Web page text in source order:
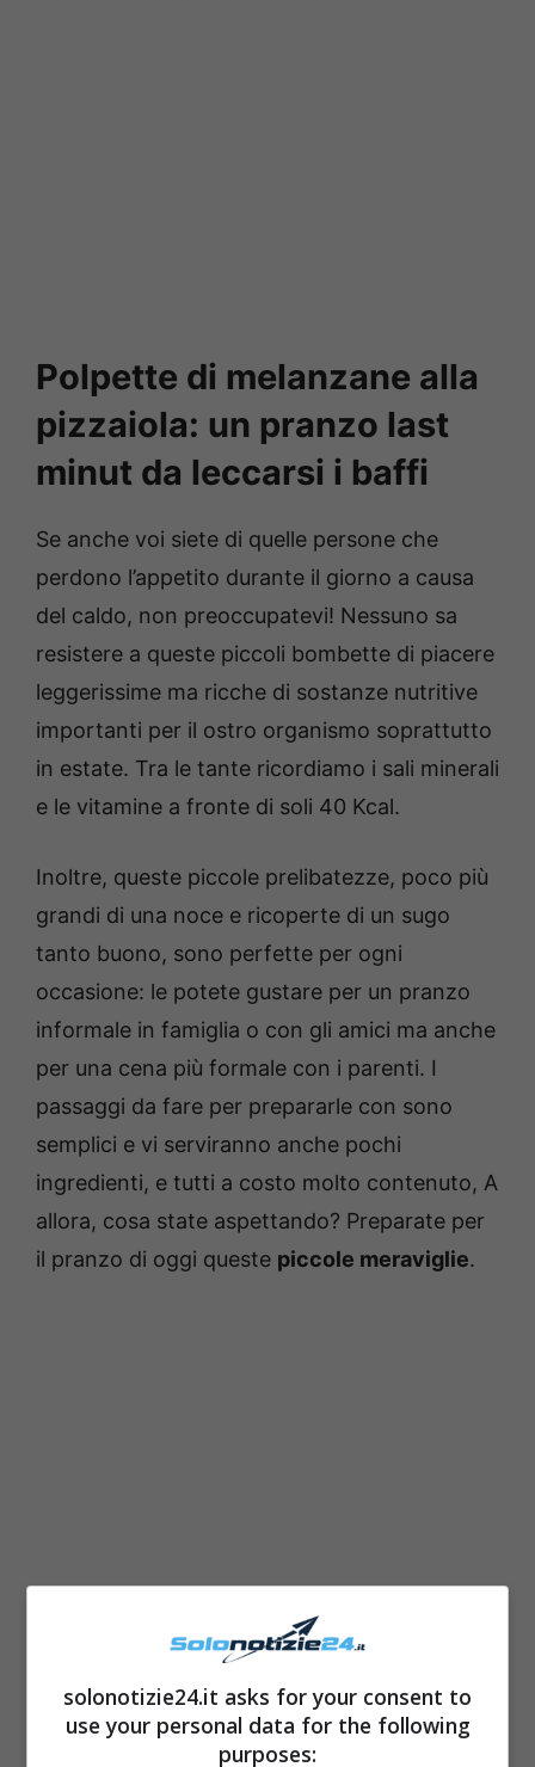
Polpette di melanzane alla
pizzaiola: un pranzo last
minut da leccarsi i baffi
Se anche voi siete di quelle persone che
perdono l’appetito durante il giorno a causa
del caldo, non preoccupatevi! Nessuno sa
resistere a queste piccoli bombette di piacere
leggerissime ma ricche di sostanze nutritive
importanti per il ostro organismo soprattutto
in estate. Tra le tante ricordiamo i sali minerali
e le vitamine a fronte di soli 40 Kcal.
Inoltre, queste piccole prelibatezze, poco più
grandi di una noce e ricoperte di un sugo
tanto buono, sono perfette per ogni
occasione: le potete gustare per un pranzo
informale in famiglia o con gli amici ma anche
per una cena più formale con i parenti. I
passaggi da fare per prepararle con sono
semplici e vi serviranno anche pochi
ingredienti, e tutti a costo molto contenuto, A
allora, cosa state aspettando? Preparate per
il pranzo di oggi queste piccole meraviglie.
La vera ricetta delle Polpette di
melanzane alla pizzaiola
Ingredienti per 18 polpette
solonotizie24.it asks for your consent to
use your personal data for the following
purposes: